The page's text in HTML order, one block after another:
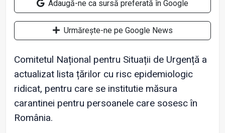
Adaugă-ne ca sursă preferată în Google
Urmărește-ne pe Google News
Comitetul Național pentru Situații de Urgență a
actualizat lista țărilor cu risc epidemiologic
ridicat, pentru care se institutie măsura
carantinei pentru persoanele care sosesc în
România.